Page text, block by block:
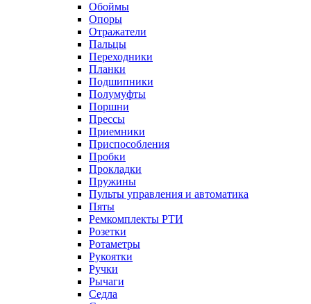
Обоймы
Опоры
Отражатели
Пальцы
Переходники
Планки
Подшипники
Полумуфты
Поршни
Прессы
Приемники
Приспособления
Пробки
Прокладки
Пружины
Пульты управления и автоматика
Пяты
Ремкомплекты РТИ
Розетки
Ротаметры
Рукоятки
Ручки
Рычаги
Седла